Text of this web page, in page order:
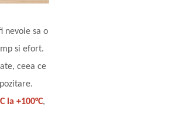
nevoie sa o
si efort.
ceea ce
la +100°C,